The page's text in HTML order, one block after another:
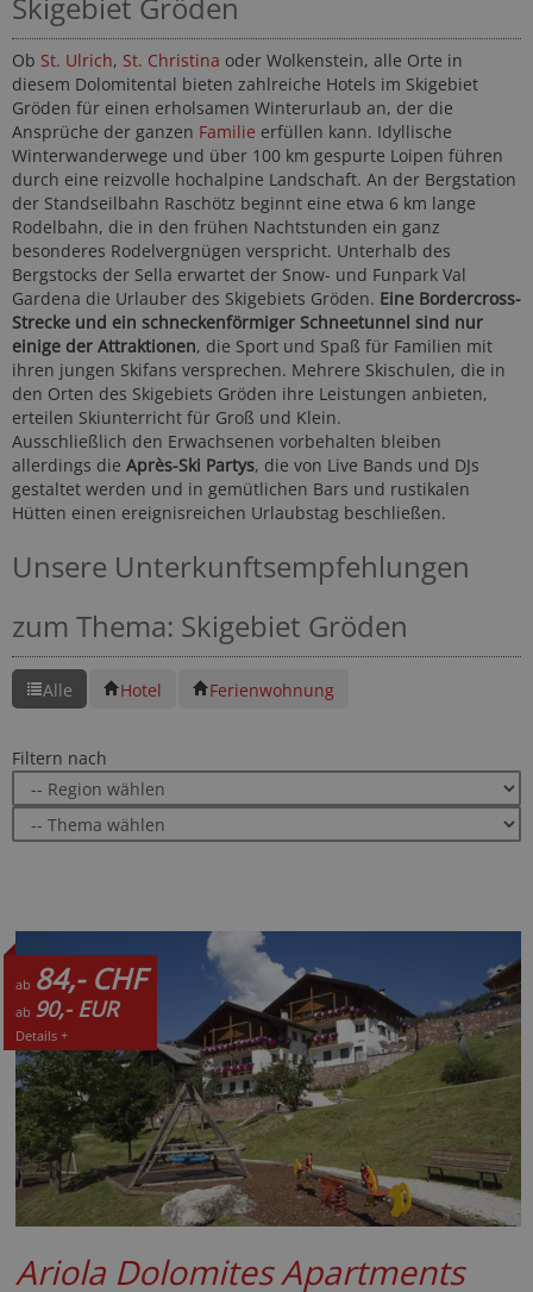
Ob St. Ulrich, St. Christina oder Wolkenstein, alle Orte in
diesem Dolomitental bieten zahlreiche Hotels im Skigebiet
Gröden für einen erholsamen Winterurlaub an, der die
Ansprüche der ganzen Familie erfüllen kann. Idyllische
Winterwanderwege und über 100 km gespurte Loipen führen
durch eine reizvolle hochalpine Landschaft. An der Bergstation
der Standseilbahn Raschötz beginnt eine etwa 6 km lange
Rodelbahn, die in den frühen Nachtstunden ein ganz
besonderes Rodelvergnügen verspricht. Unterhalb des
Bergstocks der Sella erwartet der Snow- und Funpark Val
Gardena die Urlauber des Skigebiets Gröden. Eine Bordercross-
Strecke und ein schneckenförmiger Schneetunnel sind nur
einige der Attraktionen, die Sport und Spaß für Familien mit
ihren jungen Skifans versprechen. Mehrere Skischulen, die in
den Orten des Skigebiets Gröden ihre Leistungen anbieten,
erteilen Skiunterricht für Groß und Klein.
Ausschließlich den Erwachsenen vorbehalten bleiben
allerdings die Après-Ski Partys, die von Live Bands und DJs
gestaltet werden und in gemütlichen Bars und rustikalen
Hütten einen ereignisreichen Urlaubstag beschließen.
Unsere Unterkunftsempfehlungen
zum Thema: Skigebiet Gröden
Alle Hotel Ferienwohnung
Filtern nach
ab 84,- CHF
ab 90,- EUR
Details +
Ariola Dolomites Apartments